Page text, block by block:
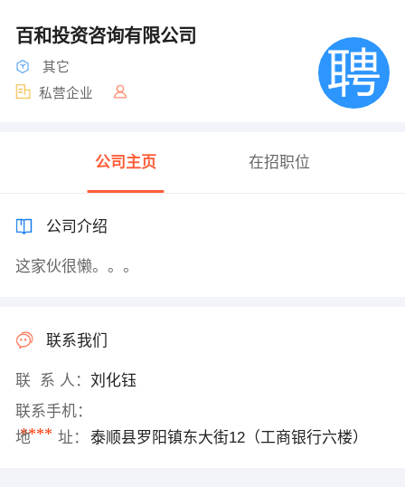
百和投资咨询有限公司
其它
私营企业
公司主页 在招职位
公司介绍
这家伙很懒。。。
联系我们
联 系 人： 刘化钰
联系手机：
****
地 址： 泰顺县罗阳镇东大街12（工商银行六楼）